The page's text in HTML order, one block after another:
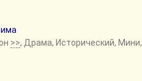
>>, Драма, Исторический, Мини,